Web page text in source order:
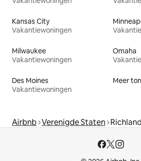
Kansas City
Vakantiewoningen
Milwaukee
Vakantiewoningen
Omaha
Des Moines
Vakantiewoningen
Meer
Airbnb Verenigde Staten Richland